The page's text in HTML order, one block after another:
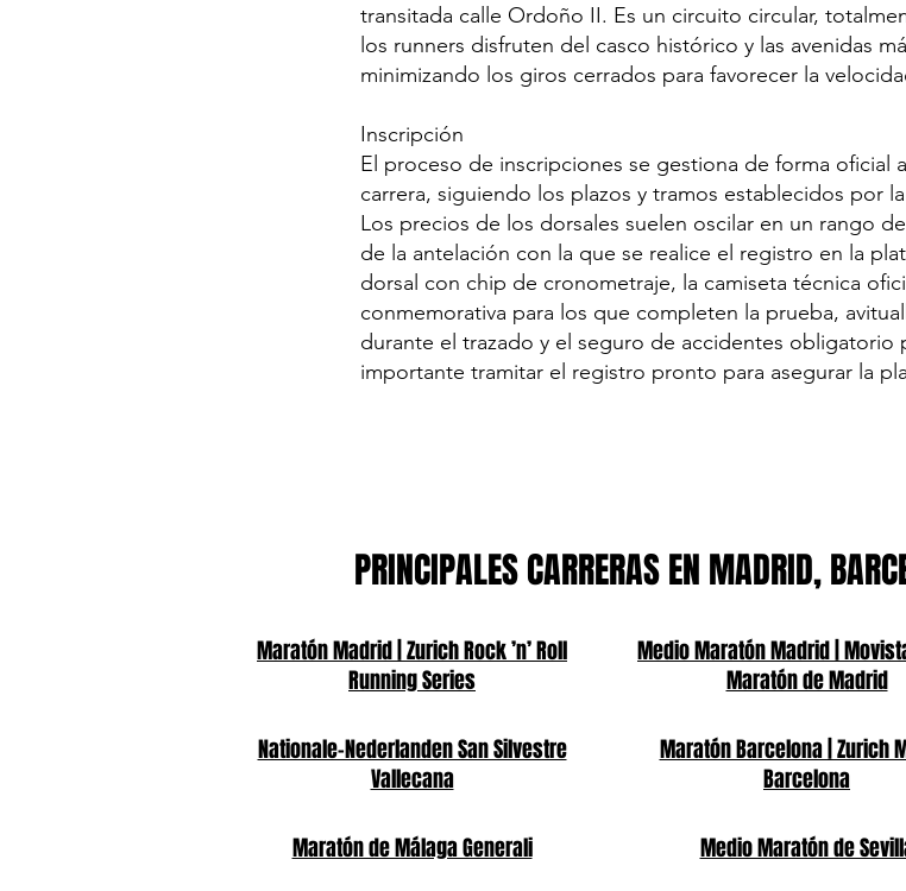
transitada calle Ordoño II. Es un circuito circular,
los runners disfruten del casco histórico y las avenidas
minimizando los giros cerrados para favorecer la
Inscripción
El proceso de inscripciones se gestiona de forma oficial
carrera, siguiendo los plazos y tramos establecidos por
Los precios de los dorsales suelen oscilar en un rango
de la antelación con la que se realice el registro en la
dorsal con chip de cronometraje, la camiseta técnica
conmemorativa para los que completen la prueba,
durante el trazado y el seguro de accidentes obligatorio
importante tramitar el registro pronto para asegurar la
PRINCIPALES CARRERAS EN MADRID,
Maratón Madrid | Zurich Rock ’n’ Roll
Running Series
Medio Maratón Madrid |
Maratón de Madrid
Nationale-Nederlanden San Silvestre
Vallecana
Maratón Barcelona | Zurich
Barcelona
Maratón de Málaga Generali Medio Maratón de